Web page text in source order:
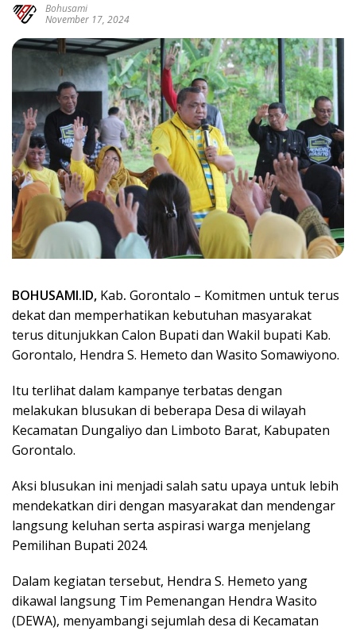
Bohusami
November 17, 2024
BOHUSAMI.ID, Kab. Gorontalo – Komitmen untuk terus
dekat dan memperhatikan kebutuhan masyarakat
terus ditunjukkan Calon Bupati dan Wakil bupati Kab.
Gorontalo, Hendra S. Hemeto dan Wasito Somawiyono.
Itu terlihat dalam kampanye terbatas dengan
melakukan blusukan di beberapa Desa di wilayah
Kecamatan Dungaliyo dan Limboto Barat, Kabupaten
Gorontalo.
Aksi blusukan ini menjadi salah satu upaya untuk lebih
mendekatkan diri dengan masyarakat dan mendengar
langsung keluhan serta aspirasi warga menjelang
Pemilihan Bupati 2024.
Dalam kegiatan tersebut, Hendra S. Hemeto yang
dikawal langsung Tim Pemenangan Hendra Wasito
(DEWA), menyambangi sejumlah desa di Kecamatan